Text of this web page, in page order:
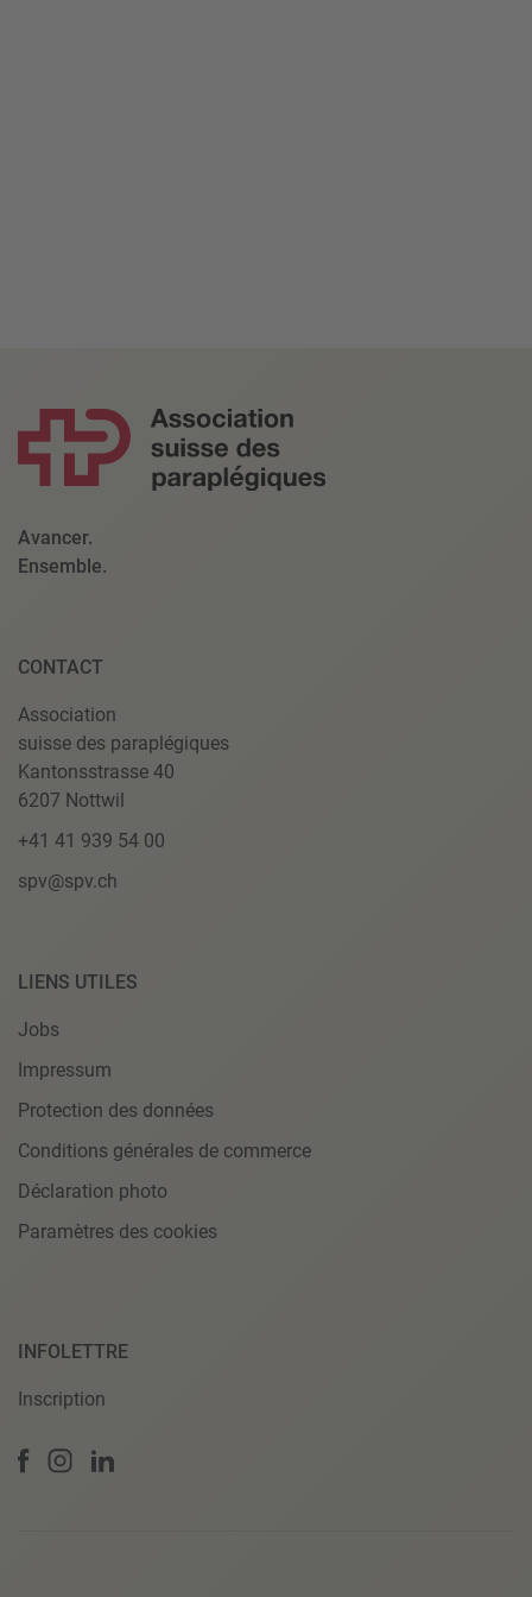
Avancer.
Ensemble.
CONTACT
Association
suisse des paraplégiques
Kantonsstrasse 40
6207 Nottwil
+41 41 939 54 00
spv@spv.ch
LIENS UTILES
Jobs
Impressum
Protection des données
Conditions générales de commerce
Déclaration photo
Paramètres des cookies
INFOLETTRE
Inscription